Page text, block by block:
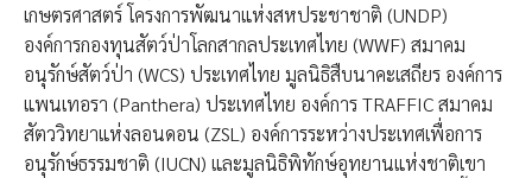
เกษตรศาสตร์ โครงการพัฒนาแห่งสหประชาชาติ (UNDP)
องค์การกองทุนสัตว์ป่าโลกสากลประเทศไทย (WWF) สมาคม
อนุรักษ์สัตว์ป่า (WCS) ประเทศไทย มูลนิธิสืบนาคะเสถียร องค์การ
แพนเทอรา (Panthera) ประเทศไทย องค์การ TRAFFIC สมาคม
สัตววิทยาแห่งลอนดอน (ZSL) องค์การระหว่างประเทศเพื่อการ
อนุรักษ์ธรรมชาติ (IUCN) และมูลนิธิพิทักษ์อุทยานแห่งชาติเขา